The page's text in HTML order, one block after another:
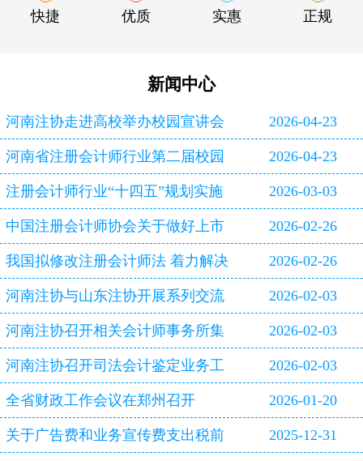
快捷 优质 实惠 正规
新闻中心
河南注协走进高校举办校园宣讲会 2026-04-23
河南省注册会计师行业第二届校园
双选会即将启幕
2026-04-23
注册会计师行业“十四五”规划实施
评估报告
2026-03-03
中国注册会计师协会关于做好上市
公司2025年年报审计工作的通知
2026-02-26
我国拟修改注册会计师法 着力解决
审计造假等行业突出问题
2026-02-26
河南注协与山东注协开展系列交流
活动
2026-02-03
河南注协召开相关会计师事务所集
体约谈会
2026-02-03
河南注协召开司法会计鉴定业务工
作专题研讨会
2026-02-03
全省财政工作会议在郑州召开 2026-01-20
关于广告费和业务宣传费支出税前 2025-12-31